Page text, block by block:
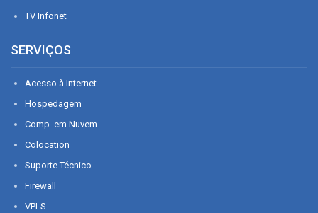
TV Infonet
SERVIÇOS
Acesso à Internet
Hospedagem
Comp. em Nuvem
Colocation
Suporte Técnico
Firewall
VPLS